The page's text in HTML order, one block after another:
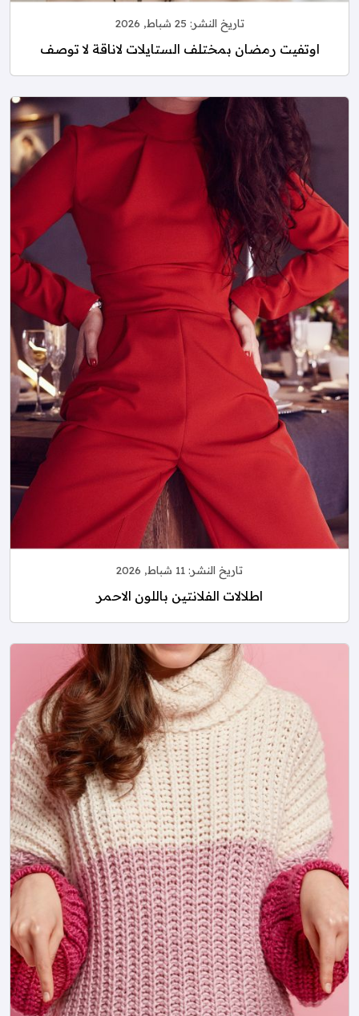
تاريخ النشر: 25 شباط, 2026
اوتفيت رمضان بمختلف الستايلات لاناقة لا توصف
تاريخ النشر: 11 شباط, 2026
اطلالات الفلانتين باللون الاحمر